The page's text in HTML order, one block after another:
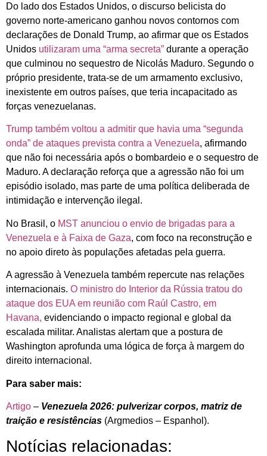
Do lado dos Estados Unidos, o discurso belicista do
governo norte-americano ganhou novos contornos com
declarações de Donald Trump, ao afirmar que os Estados
Unidos utilizaram uma “arma secreta” durante a operação
que culminou no sequestro de Nicolás Maduro. Segundo o
próprio presidente, trata-se de um armamento exclusivo,
inexistente em outros países, que teria incapacitado as
forças venezuelanas.
Trump também voltou a admitir que havia uma “segunda
onda” de ataques prevista contra a Venezuela, afirmando
que não foi necessária após o bombardeio e o sequestro de
Maduro. A declaração reforça que a agressão não foi um
episódio isolado, mas parte de uma política deliberada de
intimidação e intervenção ilegal.
No Brasil, o MST anunciou o envio de brigadas para a
Venezuela e à Faixa de Gaza, com foco na reconstrução e
no apoio direto às populações afetadas pela guerra.
A agressão à Venezuela também repercute nas relações
internacionais. O ministro do Interior da Rússia tratou do
ataque dos EUA em reunião com Raúl Castro, em
Havana, evidenciando o impacto regional e global da
escalada militar. Analistas alertam que a postura de
Washington aprofunda uma lógica de força à margem do
direito internacional.
Para saber mais:
Artigo – Venezuela 2026: pulverizar corpos, matriz de
traição e resistências (Argmedios – Espanhol).
Notícias relacionadas: